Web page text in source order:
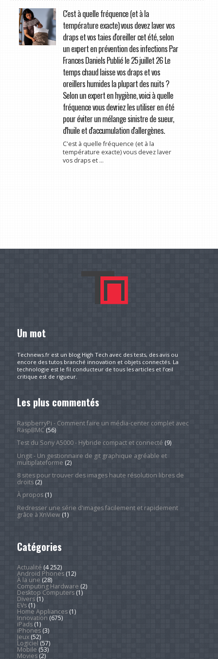
C'est à quelle fréquence (et à la
température exacte) vous devez laver vos
draps et vos taies d'oreiller cet été, selon
un expert en prévention des infections Par
Frances Daniels Publié le 25 juillet 26 Le
temps chaud laisse vos draps et vos
oreillers humides la plupart des nuits ?
Selon un expert en hygiène, voici à quelle
fréquence vous devriez les utiliser en été
pour éviter un mélange sinistre de sueur,
d'huile et d'accumulation d'allergènes.
C'est à quelle fréquence (et à la
température exacte) vous devez laver
vos draps et ...
Un mot
Technews.fr est un blog High Tech avec des tests, des avis ou
encore des tutos branché innovation et objets connectés. La
technologie est le fil conducteur de tous les articles et l’œil
critique est de rigueur.
Les plus commentés
RaspberryPi - Comment faire un média-center complet avec
RaspBMC(56)
Test du Sony A5000 - Hybride compact et connecté (9)
Ungit - Un gestionnaire de git graphique agréable et
multiplateforme (2)
8 sites pour trouver des images haute résolution libres de
droits(2)
À propos(1)
Redresser une série d'images facilement et rapidement
grâce à XnView(1)
Catégories
Actualité (4 252)
Android Phones(12)
À la une (28)
Computing Hardware (2)
Desktop Computers(1)
Divers(1)
EVs(1)
Home Appliances(1)
Innovation (675)
iPads(1)
iPhones(3)
Jeux(52)
Logiciel (57)
Mobile (53)
Movies(2)